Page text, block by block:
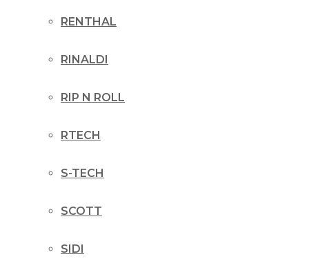
RENTHAL
RINALDI
RIP N ROLL
RTECH
S-TECH
SCOTT
SIDI